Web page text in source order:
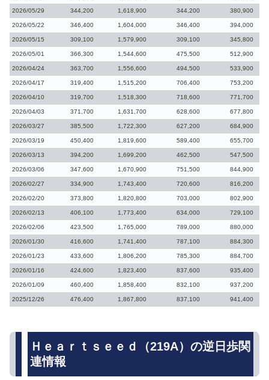
2026/05/29 344,200 1,618,900 344,200 380,900
2026/05/22 346,400 1,604,000 346,400 394,000
2026/05/15 309,100 1,579,900 309,100 345,800
2026/05/01 366,300 1,544,600 475,500 512,900
2026/04/24 363,700 1,556,600 494,500 533,900
2026/04/17 319,400 1,515,200 706,400 753,200
2026/04/10 319,700 1,518,300 718,600 771,700
2026/04/03 371,700 1,631,700 628,600 677,800
2026/03/27 385,500 1,722,300 627,200 684,900
2026/03/19 450,400 1,819,600 589,400 655,700
2026/03/13 394,200 1,699,200 462,500 547,500
2026/03/06 347,600 1,670,900 751,500 844,900
2026/02/27 334,900 1,743,400 720,600 816,200
2026/02/20 373,800 1,820,800 703,000 802,900
2026/02/13 406,100 1,773,400 634,000 729,100
2026/02/06 423,500 1,765,000 789,000 880,000
2026/01/30 416,600 1,741,400 787,100 884,300
2026/01/23 433,600 1,806,200 785,300 884,700
2026/01/16 424,600 1,823,400 837,600 935,400
2026/01/09 460,400 1,858,400 832,100 937,200
2025/12/26 476,400 1,867,800 837,100 941,400
Ｈｅａｒｔｓｅｅｄ（219A）の逆日歩関
連情報